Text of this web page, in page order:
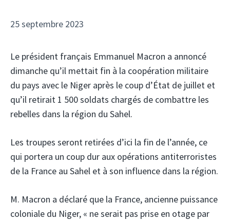
25 septembre 2023
Le président français Emmanuel Macron a annoncé
dimanche qu’il mettait fin à la coopération militaire
du pays avec le Niger après le coup d’État de juillet et
qu’il retirait 1 500 soldats chargés de combattre les
rebelles dans la région du Sahel.
Les troupes seront retirées d’ici la fin de l’année, ce
qui portera un coup dur aux opérations antiterroristes
de la France au Sahel et à son influence dans la région.
M. Macron a déclaré que la France, ancienne puissance
coloniale du Niger, « ne serait pas prise en otage par